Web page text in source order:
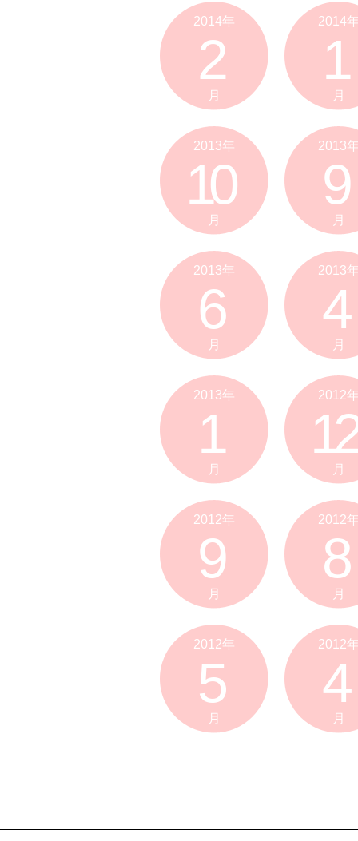
2014年
2
月
2014
1
月
2013年
10
月
2013
9
月
2013年
6
月
2013
4
月
2013年
1
月
2012
12
月
2012年
9
月
2012
8
月
2012年
5
月
2012
4
月